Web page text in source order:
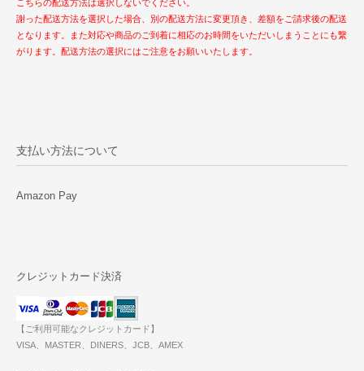
こちらの配送方法は選択しないでください。
謝った配送方法を選択した場合、別の配送方法に変更頂き、差額をご請求後の配送
となります。また対応や商品のご到着に相応のお時間をいただいしまうことにも繋
がります。配送方法の選択にはご注意をお願いいたします。
支払い方法について
Amazon Pay
クレジットカード決済
【ご利用可能なクレジットカード】
VISA、MASTER、DINERS、JCB、AMEX